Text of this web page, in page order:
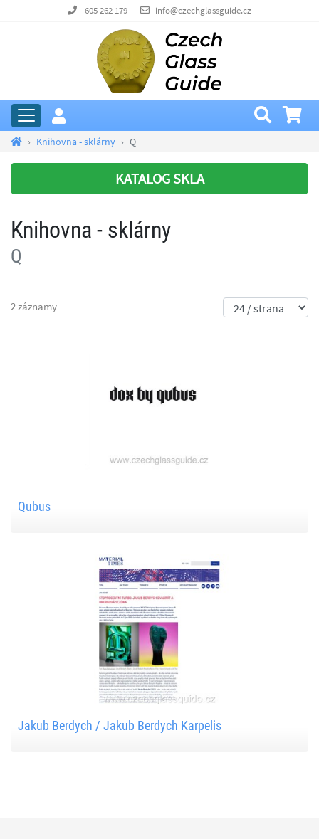
605 262 179 info@czechglassguide.cz
Knihovna - sklárny Q
KATALOG SKLA
Knihovna - sklárny
Q
2 záznamy
Qubus
Jakub Berdych / Jakub Berdych Karpelis